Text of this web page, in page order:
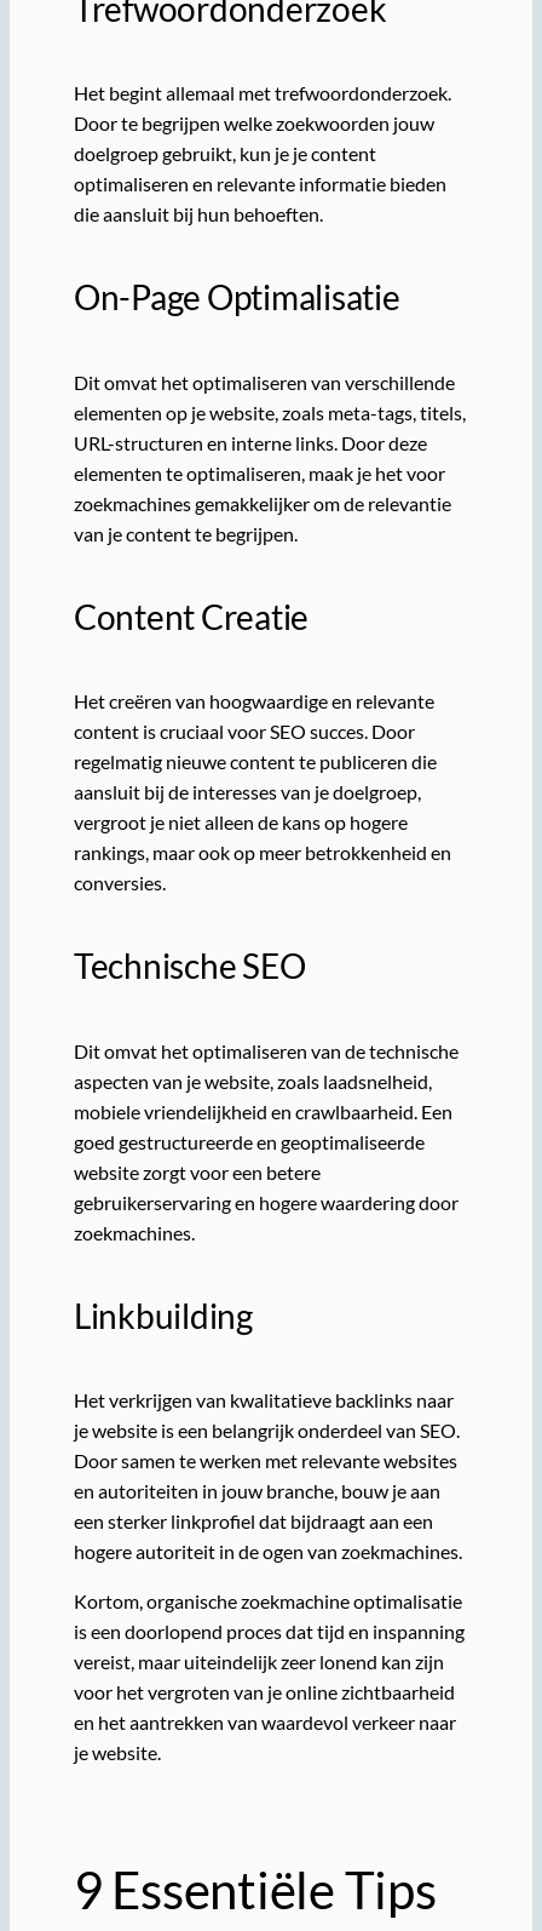
Trefwoordonderzoek
Het begint allemaal met trefwoordonderzoek.
Door te begrijpen welke zoekwoorden jouw
doelgroep gebruikt, kun je je content
optimaliseren en relevante informatie bieden
die aansluit bij hun behoeften.
On-Page Optimalisatie
Dit omvat het optimaliseren van verschillende
elementen op je website, zoals meta-tags, titels,
URL-structuren en interne links. Door deze
elementen te optimaliseren, maak je het voor
zoekmachines gemakkelijker om de relevantie
van je content te begrijpen.
Content Creatie
Het creëren van hoogwaardige en relevante
content is cruciaal voor SEO succes. Door
regelmatig nieuwe content te publiceren die
aansluit bij de interesses van je doelgroep,
vergroot je niet alleen de kans op hogere
rankings, maar ook op meer betrokkenheid en
conversies.
Technische SEO
Dit omvat het optimaliseren van de technische
aspecten van je website, zoals laadsnelheid,
mobiele vriendelijkheid en crawlbaarheid. Een
goed gestructureerde en geoptimaliseerde
website zorgt voor een betere
gebruikerservaring en hogere waardering door
zoekmachines.
Linkbuilding
Het verkrijgen van kwalitatieve backlinks naar
je website is een belangrijk onderdeel van SEO.
Door samen te werken met relevante websites
en autoriteiten in jouw branche, bouw je aan
een sterker linkprofiel dat bijdraagt aan een
hogere autoriteit in de ogen van zoekmachines.
Kortom, organische zoekmachine optimalisatie
is een doorlopend proces dat tijd en inspanning
vereist, maar uiteindelijk zeer lonend kan zijn
voor het vergroten van je online zichtbaarheid
en het aantrekken van waardevol verkeer naar
je website.
9 Essentiële Tips